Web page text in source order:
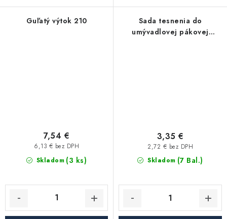
Guľatý výtok 210
Skladom (3 ks)
6,13 € bez DPH
7,54 €
Sada tesnenia do
umývadlovej pákovej
Skladom (7 Bal.)
2,72 € bez DPH
3,35 €